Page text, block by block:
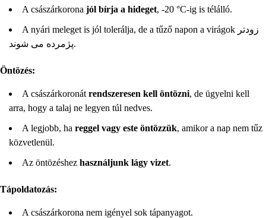
A császárkorona jól bírja a hideget, -20 °C-ig is télálló.
A nyári meleget is jól tolerálja, de a tűző napon a virágok زودتر
پژمرده می شوند.
Öntözés:
A császárkoronát rendszeresen kell öntözni, de ügyelni kell
arra, hogy a talaj ne legyen túl nedves.
A legjobb, ha reggel vagy este öntözzük, amikor a nap nem tűz
közvetlenül.
Az öntözéshez használjunk lágy vizet.
Tápoldatozás:
A császárkorona nem igényel sok tápanyagot.